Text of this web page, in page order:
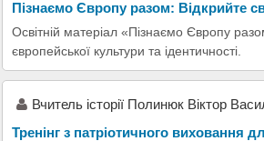
Пізнаємо Європу разом: Відкрийте
Освітній матеріал «Пізнаємо Європу
європейської культури та ідентичності.
Вчитель історії Полинюк Віктор
Тренінг з патріотичного виховання